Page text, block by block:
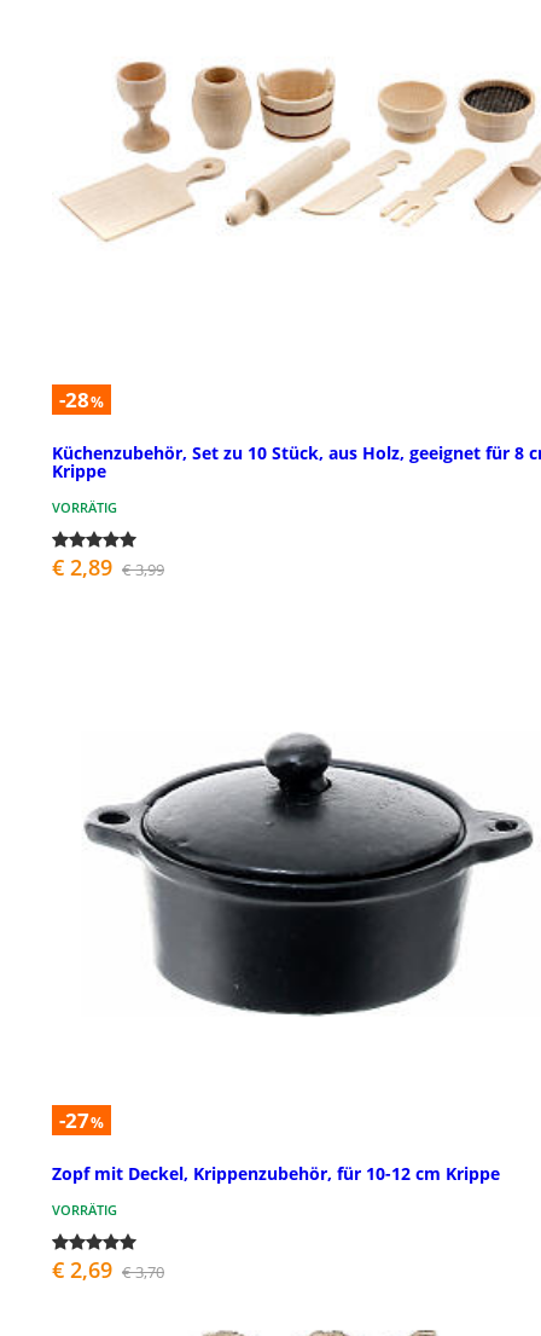
-28%
Küchenzubehör, Set zu 10 Stück, aus Holz, geeignet für 8
Krippe
VORRÄTIG
€ 2,89 € 3,99
-27%
Zopf mit Deckel, Krippenzubehör, für 10-12 cm Krippe
VORRÄTIG
€ 2,69 € 3,70